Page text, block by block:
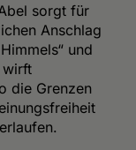
sorgt für
Anschlag
und
wirft
die Grenzen